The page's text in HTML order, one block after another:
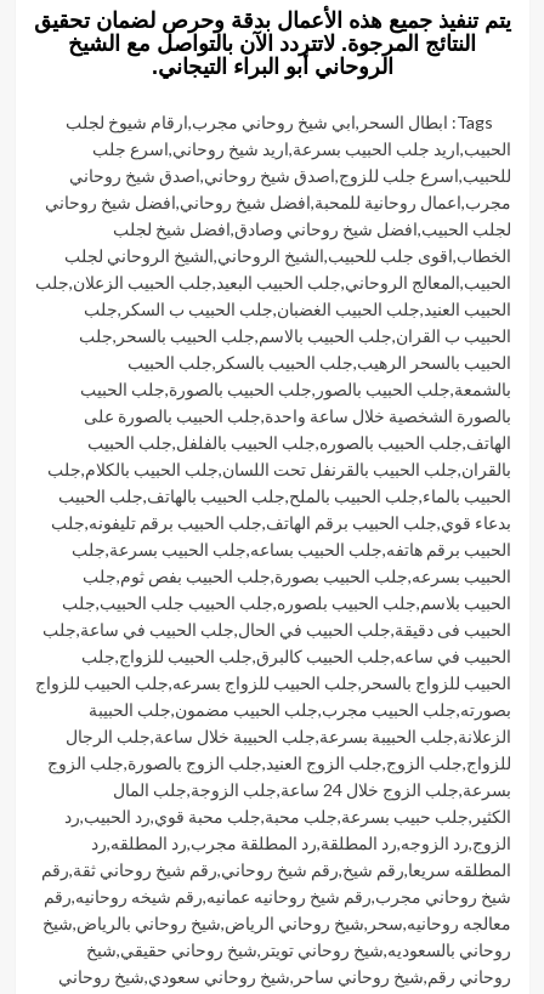
يتم تنفيذ جميع هذه الأعمال بدقة وحرص لضمان تحقيق
النتائج المرجوة. لاتتردد الآن بالتواصل مع الشيخ
الروحاني أبو البراء التيجاني.
Tags: ابطال السحر ,ابي شيخ روحاني مجرب,ارقام شيوخ لجلب
الحبيب,اريد جلب الحبيب بسرعة,اريد شيخ روحاني,اسرع جلب
للحبيب,اسرع جلب للزوج,اصدق شيخ روحاني,اصدق شيخ روحاني
مجرب,اعمال روحانية للمحبة,افضل شيخ روحاني,افضل شيخ روحاني
لجلب الحبيب,افضل شيخ روحاني وصادق,افضل شيخ لجلب
الخطاب,اقوى جلب للحبيب,الشيخ الروحاني,الشيخ الروحاني لجلب
الحبيب,المعالج الروحاني,جلب الحبيب البعيد,جلب الحبيب الزعلان,جلب
الحبيب العنيد,جلب الحبيب الغضبان,جلب الحبيب ب السكر ,جلب
الحبيب ب القران,جلب الحبيب بالاسم,جلب الحبيب بالسحر ,جلب
الحبيب بالسحر الرهيب,جلب الحبيب بالسكر ,جلب الحبيب
بالشمعة,جلب الحبيب بالصور ,جلب الحبيب بالصورة,جلب الحبيب
بالصورة الشخصية خلال ساعة واحدة,جلب الحبيب بالصورة على
الهاتف,جلب الحبيب بالصوره,جلب الحبيب بالفلفل,جلب الحبيب
بالقران,جلب الحبيب بالقرنفل تحت اللسان,جلب الحبيب بالكلام,جلب
الحبيب بالماء,جلب الحبيب بالملح,جلب الحبيب بالهاتف,جلب الحبيب
بدعاء قوي,جلب الحبيب برقم الهاتف,جلب الحبيب برقم تليفونه,جلب
الحبيب برقم هاتفه,جلب الحبيب بساعه,جلب الحبيب بسرعة,جلب
الحبيب بسرعه,جلب الحبيب بصورة,جلب الحبيب بفص ثوم,جلب
الحبيب بلاسم,جلب الحبيب بلصوره,جلب الحبيب جلب الحبيب,جلب
الحبيب فى دقيقة,جلب الحبيب في الحال,جلب الحبيب في ساعة,جلب
الحبيب في ساعه,جلب الحبيب كالبرق,جلب الحبيب للزواج,جلب
الحبيب للزواج بالسحر ,جلب الحبيب للزواج بسرعه,جلب الحبيب للزواج
بصورته,جلب الحبيب مجرب,جلب الحبيب مضمون,جلب الحبيبة
الزعلانة,جلب الحبيبة بسرعة,جلب الحبيبة خلال ساعة,جلب الرجال
للزواج,جلب الزوج,جلب الزوج العنيد,جلب الزوج بالصورة,جلب الزوج
بسرعة,جلب الزوج خلال 24 ساعة ,جلب الزوجة,جلب المال
الكثير ,جلب حبيب بسرعة,جلب محبة,جلب محبة قوي,رد الحبيب,رد
الزوج,رد الزوجه,رد المطلقة,رد المطلقة مجرب,رد المطلقه,رد
المطلقه سريعا,رقم شيخ,رقم شيخ روحاني,رقم شيخ روحاني ثقة,رقم
شيخ روحاني مجرب,رقم شيخ روحانيه عمانيه,رقم شيخه روحانيه,رقم
معالجه روحانيه,سحر ,شيخ روحاني الرياض,شيخ روحاني بالرياض,شيخ
روحاني بالسعوديه,شيخ روحاني تويتر ,شيخ روحاني حقيقي,شيخ
روحاني رقم,شيخ روحاني ساحر ,شيخ روحاني سعودي,شيخ روحاني